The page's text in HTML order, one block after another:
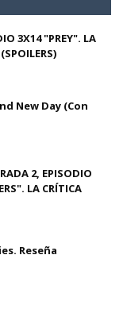
3X14 "PREY". LA
New Day (Con
2, EPISODIO
LA CRÍTICA
Reseña